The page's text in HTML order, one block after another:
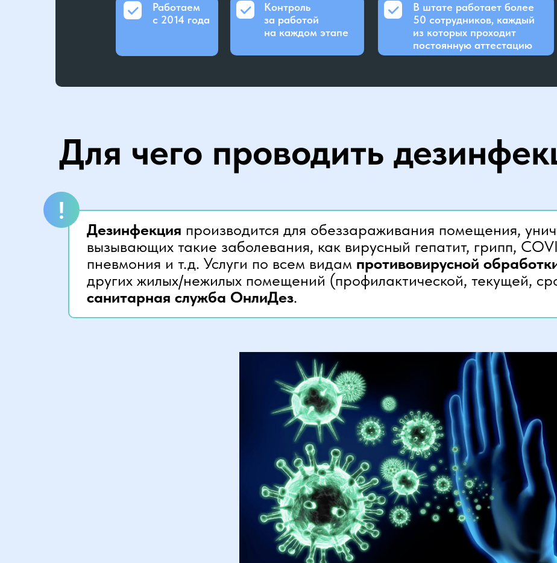
Работаем
с 2014 года
Контроль
за работой
на каждом этапе
В штате работает более
50 сотрудников, каждый
из которых проходит
постоянную аттестацию
Дезинфекция производится для обеззараживания помещения,
вызывающих такие заболевания, как вирусный гепатит, грипп,
пневмония и т.д. Услуги по всем видам противовирусной
других жилых/нежилых помещений (профилактической, текущей,
санитарная служба ОнлиДез.
!
Для чего проводить